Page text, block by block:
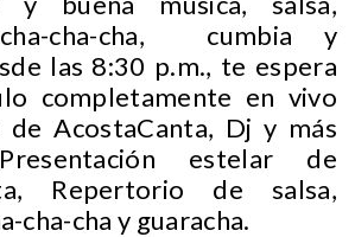
cha-cha, cumbia y
las 8:30 p.m., te espera
completamente en vivo
de AcostaCanta, Dj y más
estelar de
Repertorio de salsa,
cha-cha y guaracha.